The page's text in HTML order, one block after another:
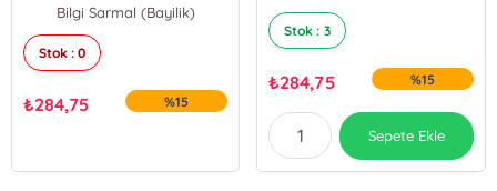
Serbay Yiğit
Memnan Kızıltunç
Bilgi Sarmal (Bayilik)
Stok : 0
₺284,75 %15
Memnan Kızıltunç
Arda Sindel
Stok : 3
₺284,75 %15
Sepete Ekle